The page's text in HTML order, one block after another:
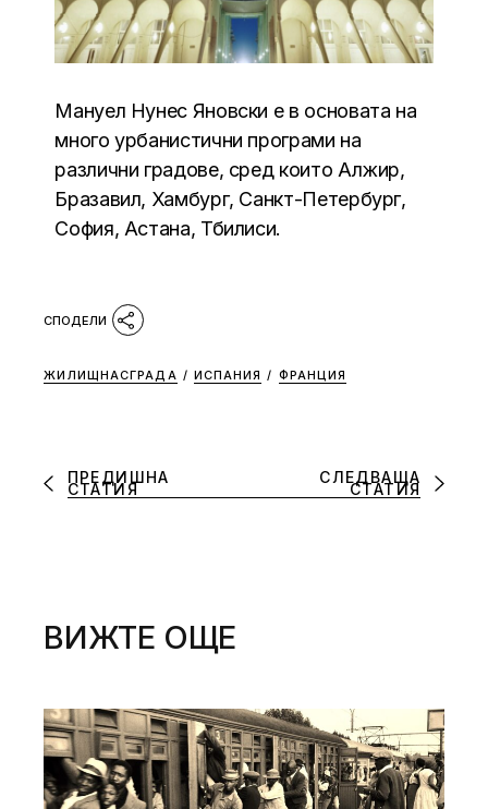
Мануел Нунес Яновски е в основата на
много урбанистични програми на
различни градове, сред които Алжир,
Бразавил, Хамбург, Санкт-Петербург,
София, Астана, Тбилиси.
ЖИЛИЩНАСГРАДА / ИСПАНИЯ / ФРАНЦИЯ
ПРЕДИШНА
СТАТИЯ
СЛЕДВАЩА
СТАТИЯ
ВИЖТЕ ОЩЕ